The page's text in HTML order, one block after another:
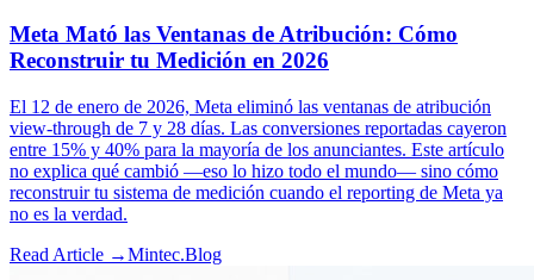
Meta Mató las Ventanas de Atribución: Cómo
Reconstruir tu Medición en 2026
El 12 de enero de 2026, Meta eliminó las ventanas de atribución
view-through de 7 y 28 días. Las conversiones reportadas cayeron
entre 15% y 40% para la mayoría de los anunciantes. Este artículo
no explica qué cambió —eso lo hizo todo el mundo— sino cómo
reconstruir tu sistema de medición cuando el reporting de Meta ya
no es la verdad.
Read Article →Mintec.Blog